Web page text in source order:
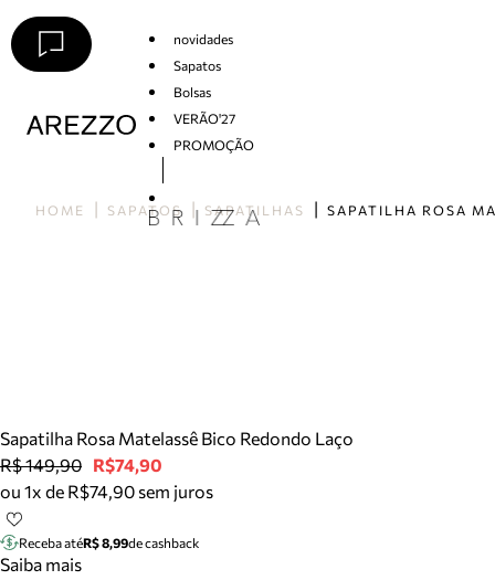
novidades
Sapatos
Bolsas
VERÃO'27
PROMOÇÃO
HOME SAPATOS SAPATILHAS
Sapatilha Rosa Matelassê Bico Redondo Laço
R$ 149,90 R$74,90
ou 1x de R$74,90 sem juros
Receba atéR$ 8,99de cashback
Saiba mais